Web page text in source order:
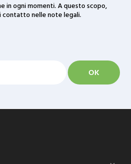
in ogni momenti. A questo scopo,
contatto nelle note legali.